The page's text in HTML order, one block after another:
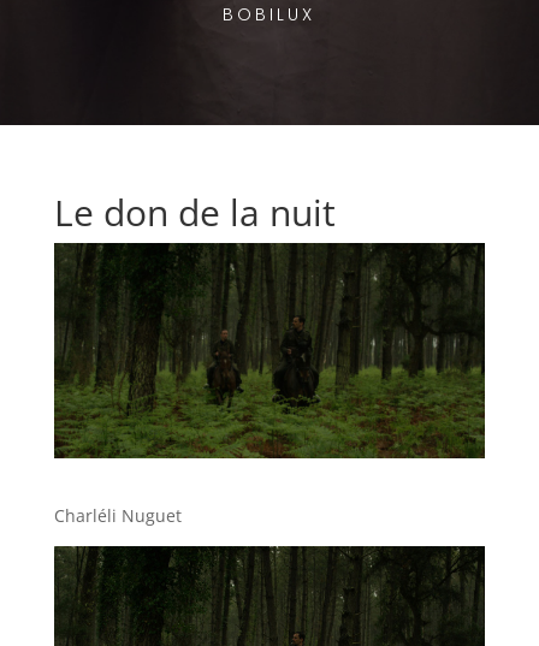
BOBILUX
Le don de la nuit
Charléli Nuguet